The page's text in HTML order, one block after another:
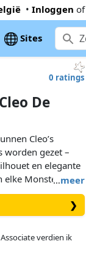
• Inloggen of
Sites
0 ratings
De
…meer
Cleo’s
worden gezet –
en elegante
Monster
een speelse
met deze
avonturen
❯
verdien ik